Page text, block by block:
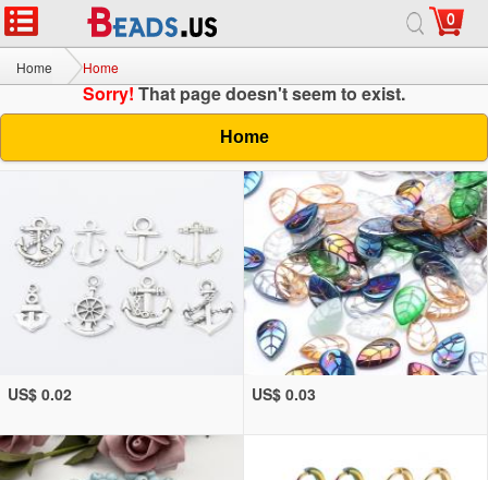
0
Home Home
Sorry!That page doesn't seem to exist.
Home
US$ 0.02 US$ 0.03